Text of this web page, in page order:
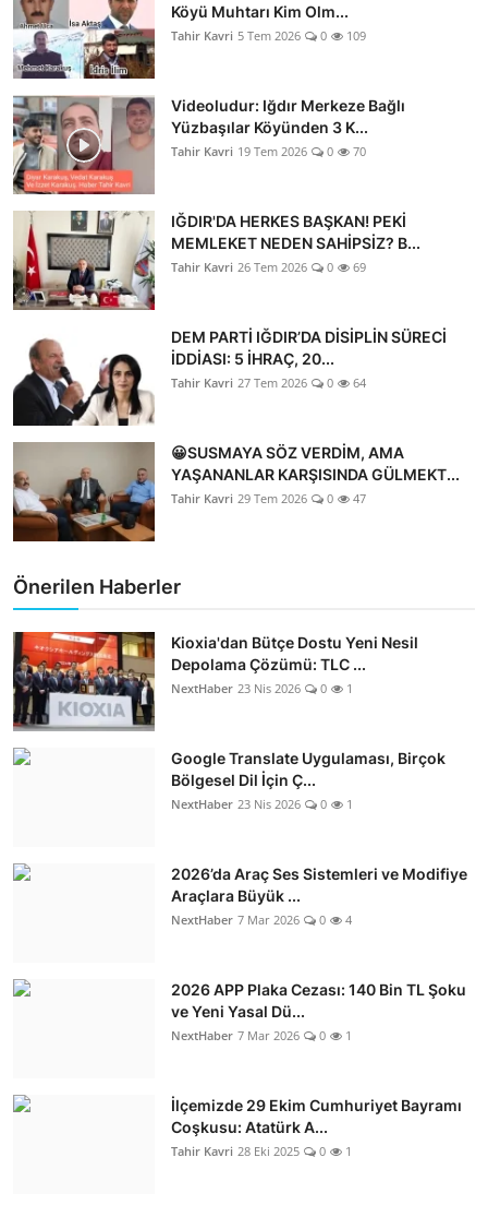
Köyü Muhtarı Kim Olm...
Tahir Kavri 5 Tem 2026 0 109
Videoludur: Iğdır Merkeze Bağlı
Yüzbaşılar Köyünden 3 K...
Tahir Kavri 19 Tem 2026 0 70
IĞDIR'DA HERKES BAŞKAN! PEKİ
MEMLEKET NEDEN SAHİPSİZ? B...
Tahir Kavri 26 Tem 2026 0 69
DEM PARTİ IĞDIR’DA DİSİPLİN SÜRECİ
İDDİASI: 5 İHRAÇ, 20...
Tahir Kavri 27 Tem 2026 0 64
😀SUSMAYA SÖZ VERDİM, AMA
YAŞANANLAR KARŞISINDA GÜLMEKT...
Tahir Kavri 29 Tem 2026 0 47
Önerilen Haberler
Kioxia'dan Bütçe Dostu Yeni Nesil
Depolama Çözümü: TLC ...
NextHaber 23 Nis 2026 0 1
Google Translate Uygulaması, Birçok
Bölgesel Dil İçin Ç...
NextHaber 23 Nis 2026 0 1
2026’da Araç Ses Sistemleri ve Modifiye
Araçlara Büyük ...
NextHaber 7 Mar 2026 0 4
2026 APP Plaka Cezası: 140 Bin TL Şoku
ve Yeni Yasal Dü...
NextHaber 7 Mar 2026 0 1
İlçemizde 29 Ekim Cumhuriyet Bayramı
Coşkusu: Atatürk A...
Tahir Kavri 28 Eki 2025 0 1